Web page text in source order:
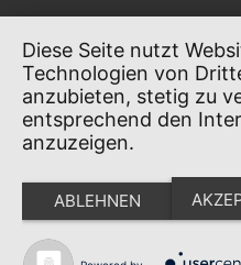
Diese Seite nutzt
Technologien von
anzubieten, stetig zu
entsprechend den
anzuzeigen.
ABLEHNEN